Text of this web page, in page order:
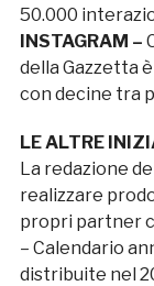
50.000
INSTAGRAM –
della Gazzetta
con decine tra
LE ALTRE
La redazione
realizzare
propri partner
– Calendario
distribuite nel